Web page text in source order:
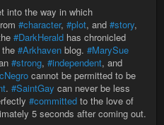
into the way in which
#character, #plot, and #story,
#DarkHerald has chronicled
#Arkhaven blog. #MarySue
#strong, #independent, and
cannot be permitted to be
. #SaintGay can never be less
#committed to the love of
5 seconds after coming out.